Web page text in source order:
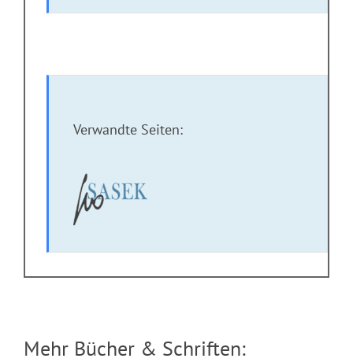
Verwandte Seiten:
Mehr Bücher & Schriften: